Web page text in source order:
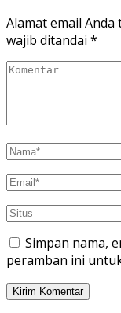
Alamat email
wajib ditandai *
Simpan nama,
peramban ini